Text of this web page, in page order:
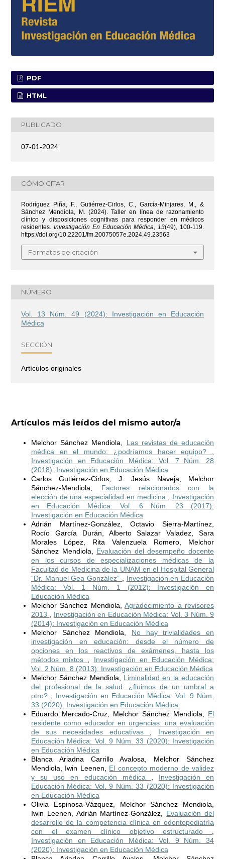
PDF
HTML
PUBLICADO
07-01-2024
CÓMO CITAR
Rodríguez Piña, F., Gutiérrez-Cirlos, C., García-Minjares, M., &
Sánchez Mendiola, M. (2024). Taller en línea de razonamiento
clínico y disposiciones cognitivas para responder en médicos
residentes. Investigación En Educación Médica,13(49), 100-119.
https://doi.org/10.22201/fm.20075057e.2024.49.23563
Formatos de citación
NÚMERO
Vol. 13 Núm. 49 (2024): Investigación en Educación
Médica
SECCIÓN
Artículos originales
Artículos más leídos del mismo autor/a
Melchor Sánchez Mendiola, Las revistas de educación
médica en el mundo: ¿podríamos hacer equipo?
Investigación en Educación Médica: Vol. 7 Núm. 28
(2018): Investigación en Educación Médica
Carlos Gutiérrez-Cirlos, J. Jesús Naveja, Melchor
Sánchez-Mendiola, Factores relacionados con la
elección de una especialidad en medicina
Investigación
en Educación Médica: Vol. 6 Núm. 23 (2017):
Investigación en Educación Médica
Adrián Martínez-González, Octavio Sierra-Martínez,
Rocío García Durán, Alberto Salazar Valadez, Sara
Morales López, Rita Valenzuela Romero, Melchor
Sánchez Mendiola, Evaluación del desempeño docente
en los cursos de especializaciones médicas de la
Facultad de Medicina de la UNAM en el Hospital General
“Dr. Manuel Gea González”
Investigación en Educación
Médica: Vol. 1 Núm. 1 (2012): Investigación en
Educación Médica
Melchor Sánchez Mendiola,Agradecimiento a revisores
2013
Investigación en Educación Médica: Vol. 3 Núm. 9
(2014): Investigación en Educación Médica
Melchor Sánchez Mendiola, No hay trivialidades en
investigación en educación: desde el número de
opciones en los reactivos de exámenes, hasta los
métodos mixtos
Investigación en Educación Médica:
Vol. 2 Núm. 8 (2013): Investigación en Educación Médica
Melchor Sánchez Mendiola, Liminalidad en la educación
del profesional de la salud: ¿fluimos de un umbral a
otro?
Investigación en Educación Médica: Vol. 9 Núm.
33 (2020): Investigación en Educación Médica
Eduardo Mercado-Cruz, Melchor Sánchez Mendiola, El
residente como educador en urgencias: una evaluación
de sus necesidades educativas
Investigación en
Educación Médica: Vol. 9 Núm. 33 (2020): Investigación
en Educación Médica
Blanca Ariadna Carrillo Avalosa, Melchor Sánchez
Mendiola, Iwin Leenen, El concepto moderno de validez
y su uso en educación médica
Investigación en
Educación Médica: Vol. 9 Núm. 33 (2020): Investigación
en Educación Médica
Olivia Espinosa-Vázquez, Melchor Sánchez Mendiola,
Iwin Leenen, Adrián Martínez-González, Evaluación del
desarrollo de la competencia clínica en odontopediatría
con el examen clínico objetivo estructurado
Investigación en Educación Médica: Vol. 9 Núm. 34
(2020): Investigación en Educación Médica